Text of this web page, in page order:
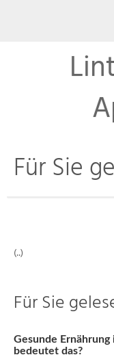
Für Sie
(..)
Für Sie
Gesunde
bedeutet das?